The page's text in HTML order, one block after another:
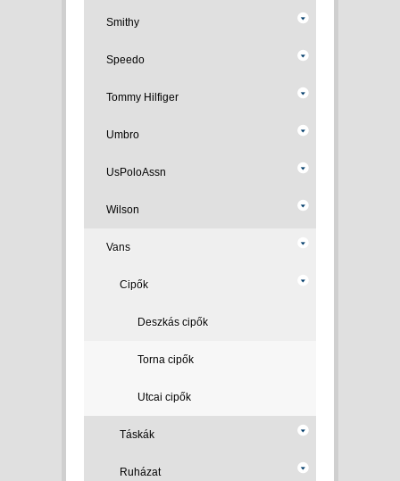
Smithy
Speedo
Tommy Hilfiger
Umbro
UsPoloAssn
Wilson
Vans
Cipők
Deszkás cipők
Torna cipők
Utcai cipők
Táskák
Ruházat